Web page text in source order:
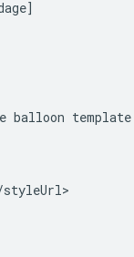
balloon template